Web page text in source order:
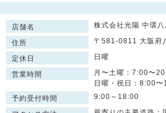
店舗名 株式会社光陽 中環
住所 〒581-0811 大阪府
定休日 日曜
営業時間
月〜土曜：7:00〜
日曜・祝日：8:00
予約受付時間
9:00～18:00